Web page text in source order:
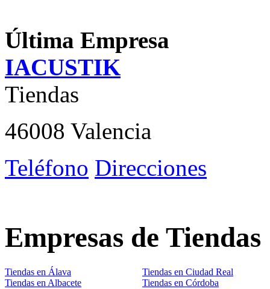
Última Empresa
IACUSTIK
Tiendas
46008 Valencia
Teléfono Direcciones
Empresas de Tiendas
Tiendas en Álava
Tiendas en Ciudad Real
Tiendas en Albacete
Tiendas en Córdoba